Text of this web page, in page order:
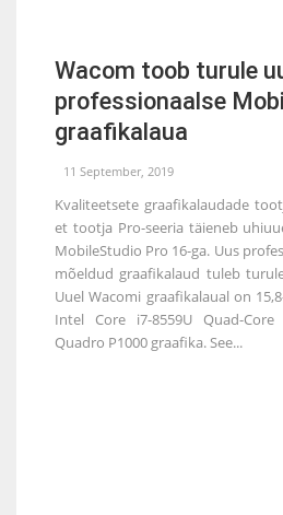
Wacom toob turule
professionaalse
graafikalaua
11 September, 2019
Kvaliteetsete graafikalaudade
et tootja Pro-seeria täieneb
MobileStudio Pro 16-ga. Uus
mõeldud graafikalaud tuleb
Uuel Wacomi graafikalaual on
Intel Core i7-8559U Quad-
Quadro P1000 graafika. See...